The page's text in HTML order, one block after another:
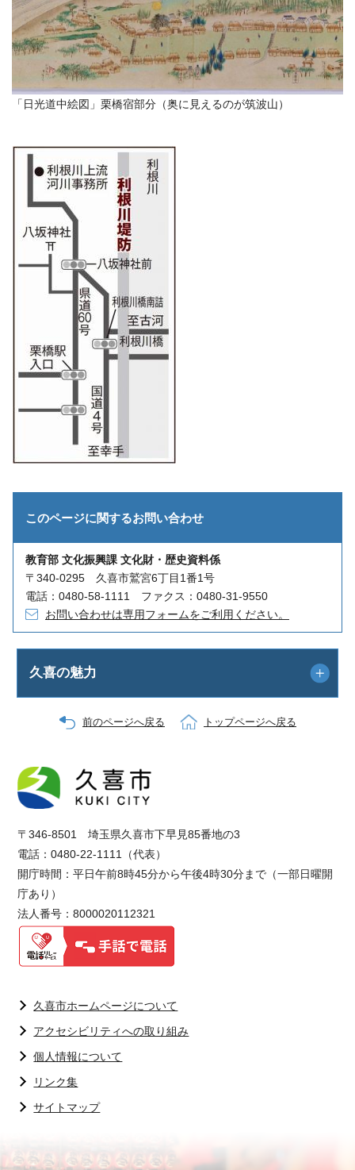
「日光道中絵図」栗橋宿部分（奥に見えるのが筑波山）
このページに関するお問い合わせ
教育部 文化振興課 文化財・歴史資料係
〒340-0295 久喜市鷲宮6丁目1番1号
電話：0480-58-1111 ファクス：0480-31-9550
お問い合わせは専用フォームをご利用ください。
久喜の魅力
前のページへ戻る トップページへ戻る
〒346-8501 埼玉県久喜市下早見85番地の3
電話：0480-22-1111（代表）
開庁時間：平日午前8時45分から午後4時30分まで（一部日曜開
庁あり）
法人番号：8000020112321
久喜市ホームページについて
アクセシビリティへの取り組み
個人情報について
リンク集
サイトマップ